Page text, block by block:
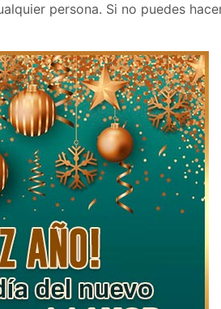
persona. Si no puedes